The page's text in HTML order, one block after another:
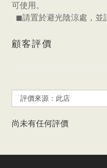
可使用。
◼請置於避光陰涼處，並
顧客評價
尚未有任何評價